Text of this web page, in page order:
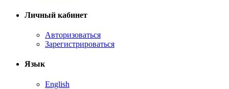
Личный кабинет
Авторизоваться
Зарегистрироваться
Язык
English